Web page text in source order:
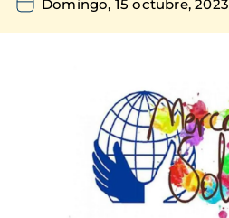
Domingo, 15 octubre, 2023